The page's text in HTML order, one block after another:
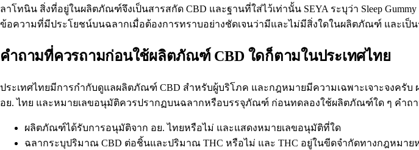
ลาโทนิน สิ่งที่อยู่ในผลิตภัณฑ์จึงเป็นสารสกัด CBD และฐานที่ใส่ไว้เท่านั้น SEYA ระบุว่า Sleep
ข้อความที่มีประโยชน์บนฉลากเมื่อต้องการทราบอย่างชัดเจนว่ามีและไม่มีสิ่งใดในผลิตภัณฑ์ และเป็
คำถามที่ควรถามก่อนใช้ผลิตภัณฑ์ CBD ใดก็ตามในประเทศไทย
ประเทศไทยมีการกำกับดูแลผลิตภัณฑ์ CBD สำหรับผู้บริโภค และกฎหมายมีความเฉพาะเจาะจงค
อย. ไทย และหมายเลขอนุมัติควรปรากฏบนฉลากหรือบรรจุภัณฑ์ ก่อนทดลองใช้ผลิตภัณฑ์ใด ๆ คำถ
ผลิตภัณฑ์ได้รับการอนุมัติจาก อย. ไทยหรือไม่ และแสดงหมายเลขอนุมัติที่ใด
ฉลากระบุปริมาณ CBD ต่อชิ้นและปริมาณ THC หรือไม่ และ THC อยู่ในขีดจำกัดทางกฎหมาย